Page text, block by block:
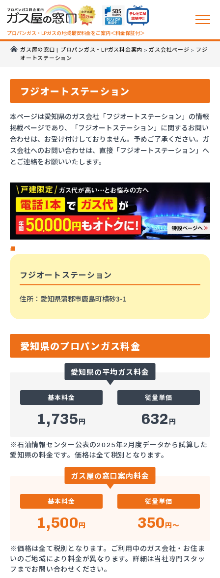
プロパンガス・LPガスの地域最安料金をご案内＜料金保証付＞
ガス屋の窓口 | プロパンガス・LPガス料金案内 >ガス会社ページ > フジ
オートステーション
フジオートステーション
本ページは愛知県のガス会社「フジオートステーション」の情報
掲載ページであり、「フジオートステーション」に関するお問い
合わせは、お受け付けしておりません。予めご了承ください。ガ
ス会社へのお問い合わせは、直接「フジオートステーション」へ
とご連絡をお願いいたします。
フジオートステーション
住所 ：愛知県蒲郡市鹿島町横砂3-1
愛知県のプロパンガス料金
愛知県の平均ガス料金
基本料金
1,735円
従量単価
632 円
※石油情報センター公表の2025年2月度データから試算した
愛知県の料金です。価格は全て税別となります。
ガス屋の窓口案内料金
基本料金
1,500円
従量単価
350円～
※価格は全て税別となります。ご利用中のガス会社・お住ま
いのご地域により料金が異なります。詳細は当社専門スタッ
フまでお問い合わせください。